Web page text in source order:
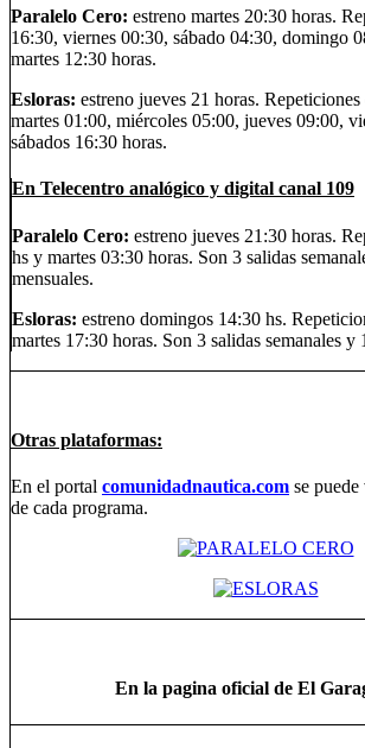
Paralelo Cero: estreno martes 20:30 horas.
16:30, viernes 00:30, sábado 04:30, domingo
martes 12:30 horas.
Esloras: estreno jueves 21 horas.
martes 01:00, miércoles 05:00, jueves 09:00,
sábados 16:30 horas.
En Telecentro analógico y digital canal 109
Paralelo Cero: estreno jueves 21:30 horas.
hs y martes 03:30 horas. Son 3 salidas
mensuales.
Esloras: estreno domingos 14:30 hs.
martes 17:30 horas. Son 3 salidas semanales y
Otras plataformas:
En el portal comunidadnautica.com se
de cada programa.
En la pagina oficial de El